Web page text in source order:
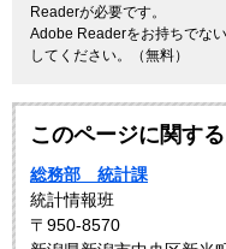
Readerが必要です。
Adobe Readerをお持ちでな
してください。（無料）
このページに関す
総務部 統計課
統計情報班
〒950-8570